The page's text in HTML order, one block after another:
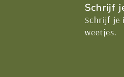
Schrijf
Schrijf je
weetjes.